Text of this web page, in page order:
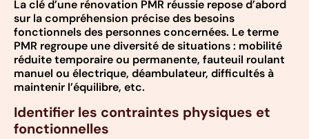
La clé d’une rénovation PMR réussie repose d’abord
sur la compréhension précise des besoins
fonctionnels des personnes concernées. Le terme
PMR regroupe une diversité de situations : mobilité
réduite temporaire ou permanente, fauteuil roulant
manuel ou électrique, déambulateur, difficultés à
maintenir l’équilibre, etc.
Identifier les contraintes physiques et
fonctionnelles